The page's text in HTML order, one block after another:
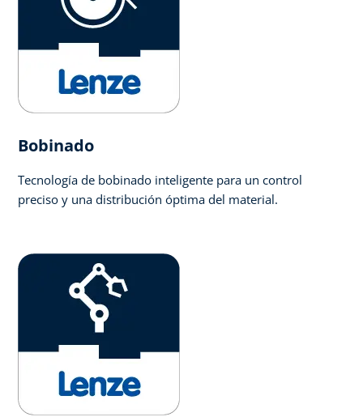
Bobinado
Tecnología de bobinado inteligente para un control
preciso y una distribución óptima del material.